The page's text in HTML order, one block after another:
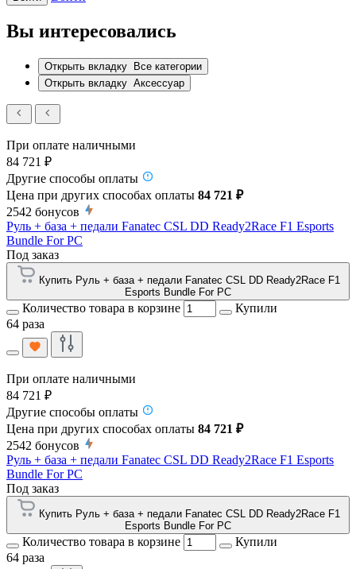
Вы интересовались
Открыть вкладку
Все категории
Открыть вкладку Аксессуар
При оплате наличными
84 721 ₽
Другие способы оплаты
Цена при других способах оплаты 84 721 ₽
2542 бонусов
Руль + база + педали Fanatec CSL DD Ready2Race F1 Esports
Bundle For PC
Под заказ
Купить Руль + база + педали Fanatec CSL DD Ready2Race F1
Esports Bundle For PC
Количество товара в корзине
Купили
64 раза
При оплате наличными
84 721 ₽
Другие способы оплаты
Цена при других способах оплаты 84 721 ₽
2542 бонусов
Руль + база + педали Fanatec CSL DD Ready2Race F1 Esports
Bundle For PC
Под заказ
Купить Руль + база + педали Fanatec CSL DD Ready2Race F1
Esports Bundle For PC
Количество товара в корзине
Купили
64 раза